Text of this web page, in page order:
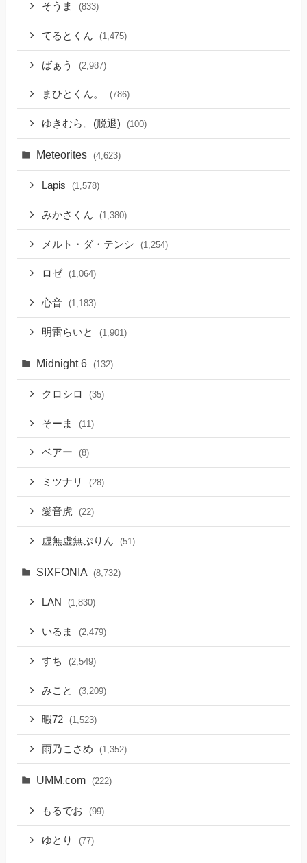
そうま (833)
てるとくん (1,475)
ばぁう (2,987)
まひとくん。 (786)
ゆきむら。(脱退) (100)
Meteorites (4,623)
Lapis (1,578)
みかさくん (1,380)
メルト・ダ・テンシ (1,254)
ロゼ (1,064)
心音 (1,183)
明雷らいと (1,901)
Midnight 6 (132)
クロシロ (35)
そーま (11)
ベアー (8)
ミツナリ (28)
愛音虎 (22)
虚無虚無ぷりん (51)
SIXFONIA (8,732)
LAN (1,830)
いるま (2,479)
すち (2,549)
みこと (3,209)
暇72 (1,523)
雨乃こさめ (1,352)
UMM.com (222)
もるでお (99)
ゆとり (77)